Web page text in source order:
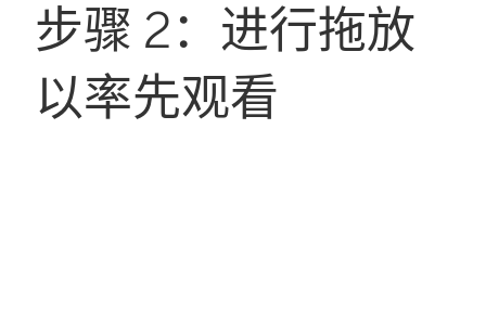
步骤 2：进行拖放
以率先观看